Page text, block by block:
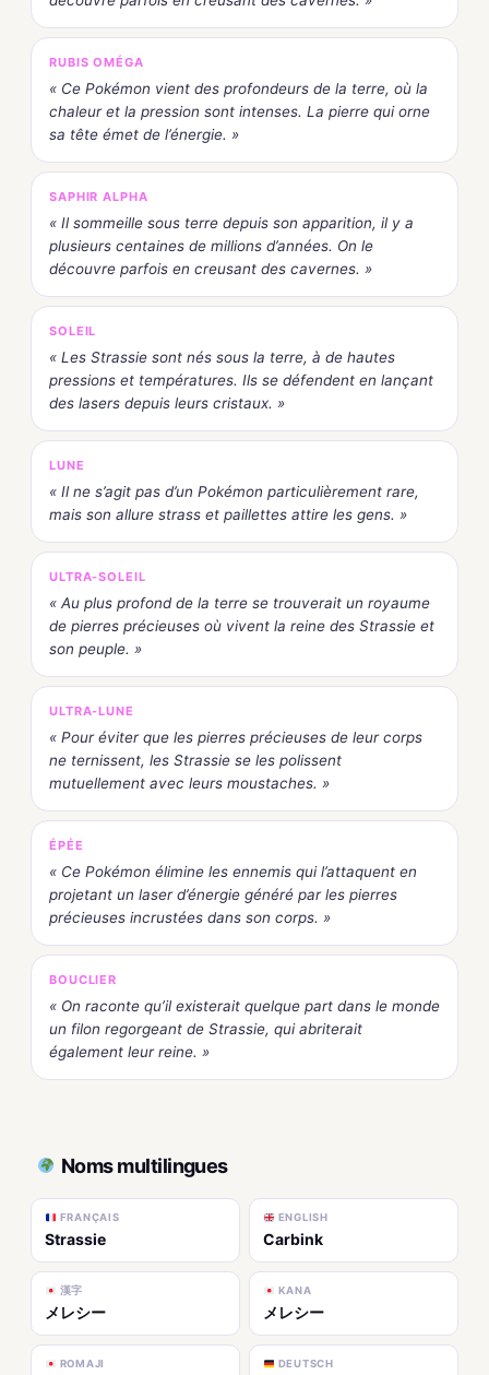
RUBIS OMÉGA
« Ce Pokémon vient des profondeurs de la terre, où la
chaleur et la pression sont intenses. La pierre qui orne
sa tête émet de l’énergie. »
SAPHIR ALPHA
« Il sommeille sous terre depuis son apparition, il y a
plusieurs centaines de millions d’années. On le
découvre parfois en creusant des cavernes. »
SOLEIL
« Les Strassie sont nés sous la terre, à de hautes
pressions et températures. Ils se défendent en lançant
des lasers depuis leurs cristaux. »
LUNE
« Il ne s’agit pas d’un Pokémon particulièrement rare,
mais son allure strass et paillettes attire les gens. »
ULTRA-SOLEIL
« Au plus profond de la terre se trouverait un royaume
de pierres précieuses où vivent la reine des Strassie et
son peuple. »
ULTRA-LUNE
« Pour éviter que les pierres précieuses de leur corps
ne ternissent, les Strassie se les polissent
mutuellement avec leurs moustaches. »
ÉPÉE
« Ce Pokémon élimine les ennemis qui l’attaquent en
projetant un laser d’énergie généré par les pierres
précieuses incrustées dans son corps. »
BOUCLIER
« On raconte qu’il existerait quelque part dans le monde
un filon regorgeant de Strassie, qui abriterait
également leur reine. »
Noms multilingues
FRANÇAIS
Strassie
ENGLISH
Carbink
漢字
メレシー
KANA
メレシー
ROMAJI DEUTSCH